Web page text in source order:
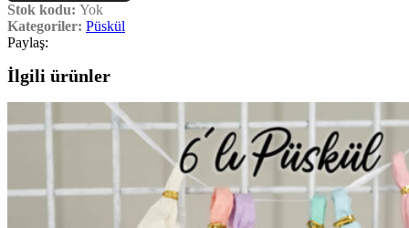
Stok kodu: Yok
Kategoriler: Püskül
Paylaş:
İlgili ürünler